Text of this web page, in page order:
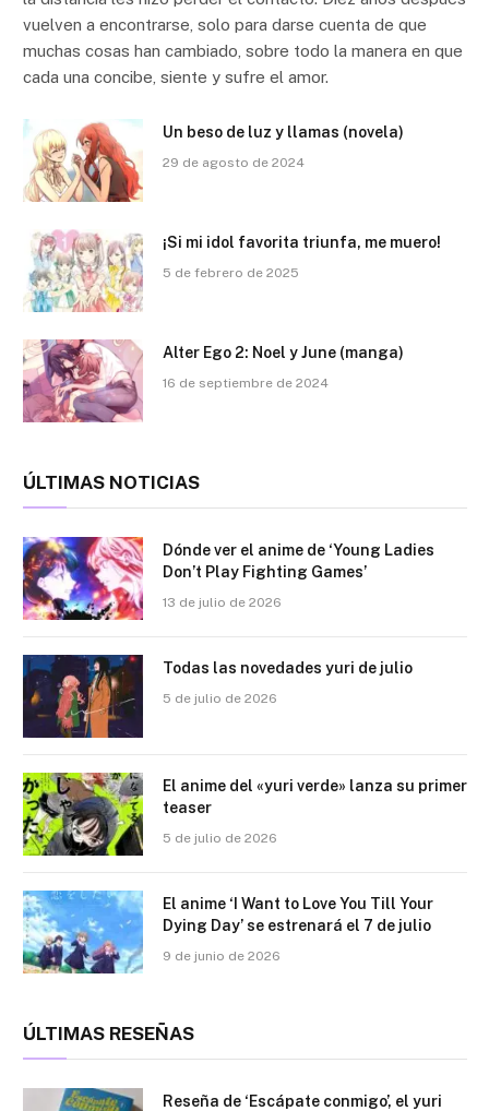
vuelven a encontrarse, solo para darse cuenta de que
muchas cosas han cambiado, sobre todo la manera en que
cada una concibe, siente y sufre el amor.
Un beso de luz y llamas (novela)
29 de agosto de 2024
¡Si mi idol favorita triunfa, me muero!
5 de febrero de 2025
Alter Ego 2: Noel y June (manga)
16 de septiembre de 2024
ÚLTIMAS NOTICIAS
Dónde ver el anime de ‘Young Ladies
Don’t Play Fighting Games’
13 de julio de 2026
Todas las novedades yuri de julio
5 de julio de 2026
El anime del «yuri verde» lanza su primer
teaser
5 de julio de 2026
El anime ‘I Want to Love You Till Your
Dying Day’ se estrenará el 7 de julio
9 de junio de 2026
ÚLTIMAS RESEÑAS
Reseña de ‘Escápate conmigo’, el yuri